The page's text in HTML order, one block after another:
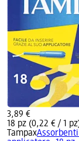
3,89 €
18 pz (0,22 € / 1
Tampax